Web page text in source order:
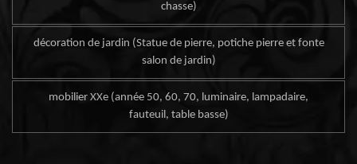
chasse)
décoration de jardin (Statue de pierre, potiche pierre et fonte
salon de jardin)
mobilier XXe (année 50, 60, 70, luminaire, lampadaire,
fauteuil, table basse)